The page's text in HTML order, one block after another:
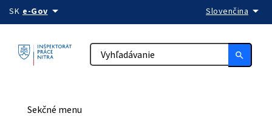
Preskočiť na obsah
SK e-Govarrow_drop_down Slovenčina arrow_drop_down
search
Sekčné menu